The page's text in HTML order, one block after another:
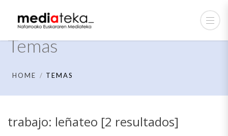
Temas
HOME TEMAS
trabajo: leñateo [2 resultados]